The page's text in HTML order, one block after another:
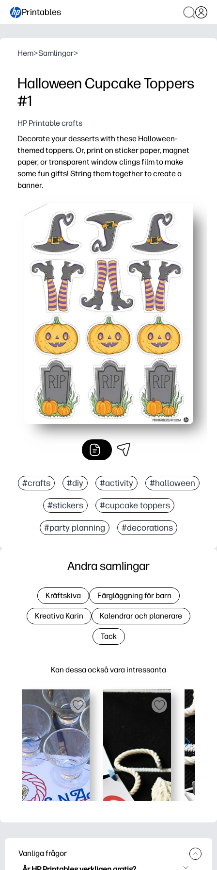
Printables
Hem>Samlingar>
Halloween Cupcake Toppers
#1
HP Printable crafts
Decorate your desserts with these Halloween-
themed toppers. Or, print on sticker paper, magnet
paper, or transparent window clings film to make
some fun gifts! String them together to create a
banner.
#crafts #diy #activity #halloween
#stickers #cupcake toppers
#party planning #decorations
Kan dessa också vara intressanta
Andra samlingar
Kräftskiva Färgläggning för barn
Kreativa Karin Kalendrar och planerare
Tack
Vanliga frågor